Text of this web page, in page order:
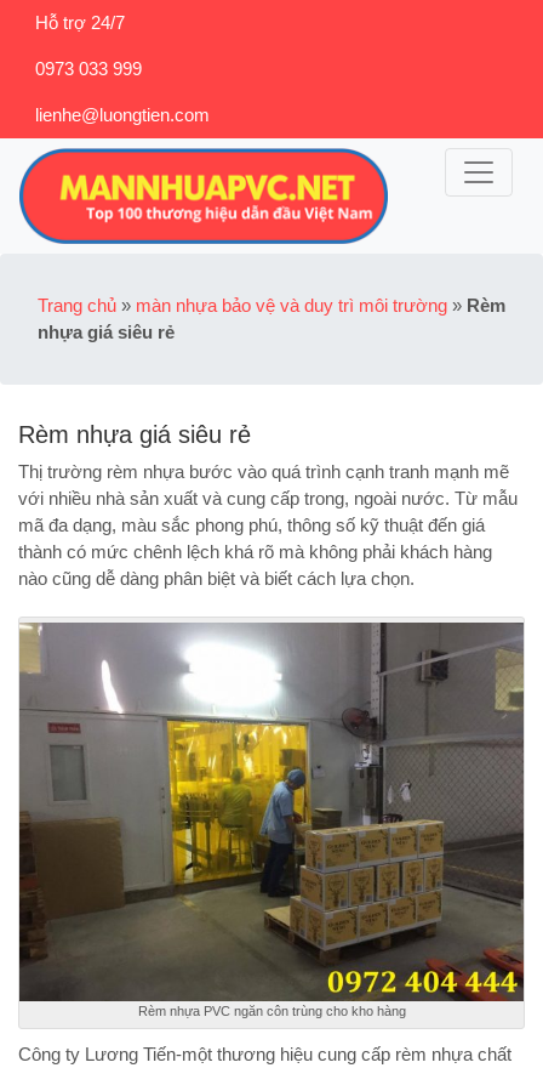
Hỗ trợ 24/7
0973 033 999
lienhe@luongtien.com
Trang chủ » màn nhựa bảo vệ và duy trì môi trường » Rèm
nhựa giá siêu rẻ
Rèm nhựa giá siêu rẻ
Thị trường rèm nhựa bước vào quá trình cạnh tranh mạnh mẽ
với nhiều nhà sản xuất và cung cấp trong, ngoài nước. Từ mẫu
mã đa dạng, màu sắc phong phú, thông số kỹ thuật đến giá
thành có mức chênh lệch khá rõ mà không phải khách hàng
nào cũng dễ dàng phân biệt và biết cách lựa chọn.
Rèm nhựa PVC ngăn côn trùng cho kho hàng
Công ty Lương Tiến-một thương hiệu cung cấp rèm nhựa chất